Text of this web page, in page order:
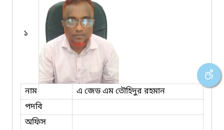
১
নাম
এ জেড এম তৌহিদুর রহমান
পদবি
অফিস